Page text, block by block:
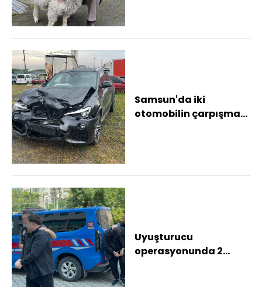
Samsun'da iki
otomobilin çarpışması
Uyuşturucu
operasyonunda 2